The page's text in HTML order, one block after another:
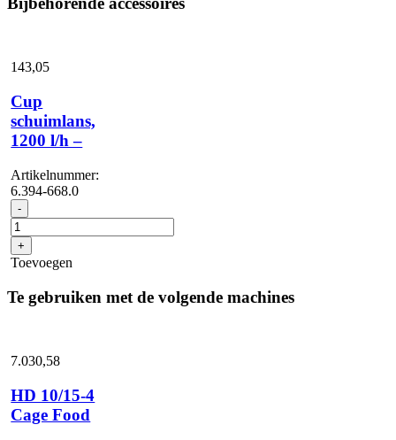
143,05
Cup
schuimlans,
1200 l/h –
Artikelnummer:
6.394-668.0
- Cup
schuimlans,
1200
l/h
-
+
Toevoegen
Te gebruiken met de volgende machines
7.030,58
HD 10/15-4
Cage Food